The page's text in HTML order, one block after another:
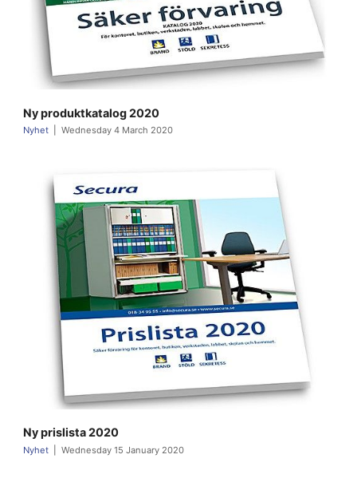
Ny produktkatalog 2020
Nyhet Wednesday 4 March 2020
Ny prislista 2020
Nyhet Wednesday 15 January 2020